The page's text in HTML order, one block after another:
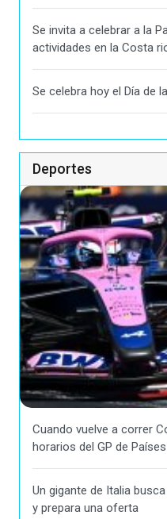
Se invita a celebrar a la
actividades en la Costa
Se celebra hoy el Día de
Deportes
Cuando vuelve a correr
horarios del GP de
Un gigante de Italia
y prepara una oferta